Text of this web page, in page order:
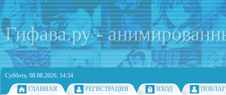
Гифава.ру -
Суббота, 08.08.2026, 14:34
ГЛАВНАЯ
РЕГИСТРАЦИЯ ВХОД